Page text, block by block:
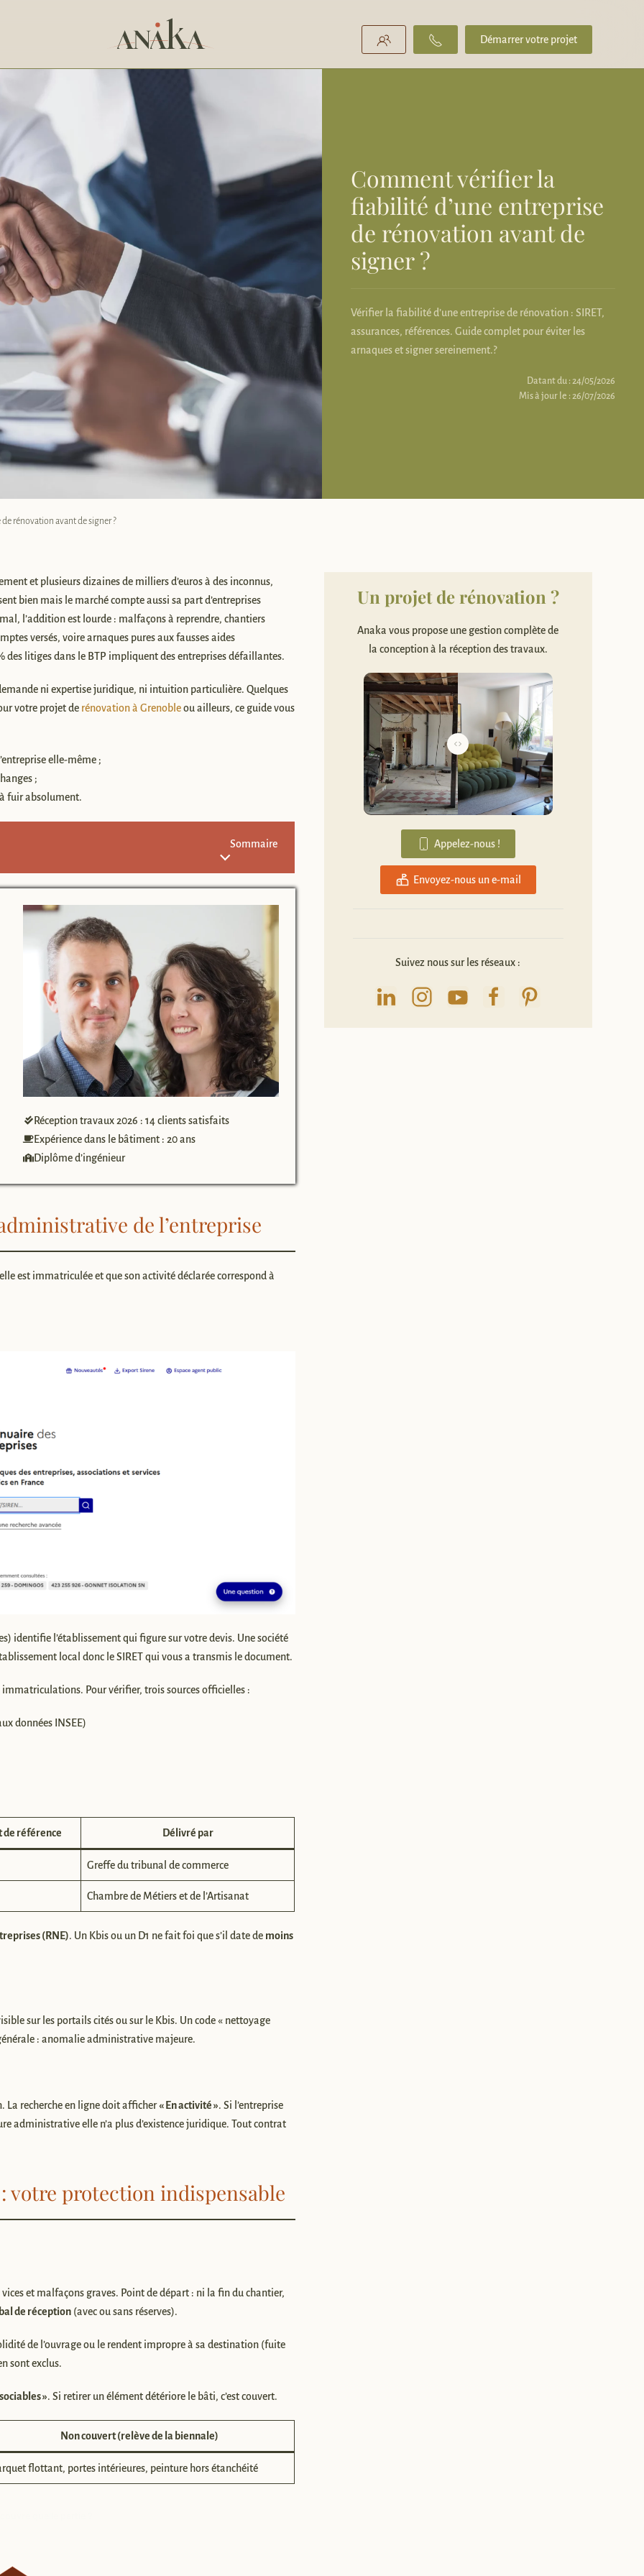
Démarrer votre projet
Comment vérifier la
fiabilité d’une entreprise
de rénovation avant de
signer ?
Vérifier la fiabilité d’une entreprise de rénovation : SIRET,
assurances, références. Guide complet pour éviter les
arnaques et signer sereinement.?
Datant du : 24/05/2026
Mis à jour le : 26/07/2026
rénovation avant de signer ?
et plusieurs dizaines de milliers d’euros à des inconnus,
bien mais le marché compte aussi sa part d’entreprises
l’addition est lourde : malfaçons à reprendre, chantiers
versés, voire arnaques pures aux fausses aides
des litiges dans le BTP impliquent des entreprises défaillantes.
ni expertise juridique, ni intuition particulière. Quelques
votre projet de rénovation à Grenobleou ailleurs, ce guide vous
elle-même ;
;
fuir absolument.
Sommaire
Réception travaux 2026 : 14 clients satisfaits
Expérience dans le bâtiment : 20 ans
Diplôme d’ingénieur
de l’entreprise
est immatriculée et que son activité déclarée correspond à
identifie l’établissement qui figure sur votre devis. Une société
local donc le SIRET qui vous a transmis le document.
Pour vérifier, trois sources officielles :
données INSEE)
de référence Délivré par
Greffe du tribunal de commerce
Chambre de Métiers et de l’Artisanat
(RNE). Un Kbis ou un D1 ne fait foi que s’il date de moins
sur les portails cités ou sur le Kbis. Un code « nettoyage
: anomalie administrative majeure.
La recherche en ligne doit afficher« En activité ». Si l’entreprise
administrative elle n’a plus d’existence juridique. Tout contrat
votre protection indispensable
et malfaçons graves. Point de départ : ni la fin du chantier,
de réception (avec ou sans réserves).
de l’ouvrage ou le rendent impropre à sa destination (fuite
sont exclus.
». Si retirer un élément détériore le bâti, c’est couvert.
Non couvert (relève de la biennale)
flottant, portes intérieures, peinture hors étanchéité
Un projet de rénovation ?
Anaka vous propose une gestion complète de
la conception à la réception des travaux.
Appelez-nous !
Envoyez-nous un e-mail
Suivez nous sur les réseaux :